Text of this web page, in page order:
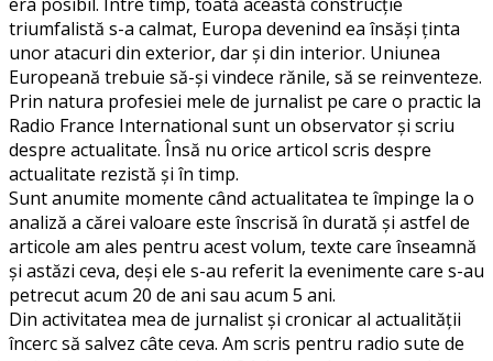
triumfalistă s-a calmat, Europa devenind ea însăși ținta
unor atacuri din exterior, dar și din interior. Uniunea
Europeană trebuie să-și vindece rănile, să se reinventeze.
Prin natura profesiei mele de jurnalist pe care o practic la
Radio France International sunt un obser­vator și scriu
despre actualitate. Însă nu orice articol scris despre
actualitate rezistă și în timp.
Sunt anumite momente când actualitatea te împinge la o
analiză a cărei valoare este înscrisă în durată și astfel de
articole am ales pentru acest volum, texte care înseamnă
și astăzi ceva, deși ele s-au referit la evenimente care s-au
petrecut acum 20 de ani sau acum 5 ani.
Din activitatea mea de jurnalist și cronicar al actua­lității
încerc să salvez câte ceva. Am scris pentru radio sute de